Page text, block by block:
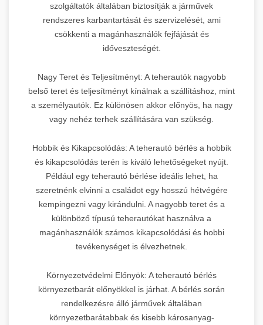
szolgáltatók általában biztosítják a járművek
rendszeres karbantartását és szervizelését, ami
csökkenti a magánhasználók fejfájását és
időveszteségét.
Nagy Teret és Teljesítményt: A teherautók nagyobb
belső teret és teljesítményt kínálnak a szállításhoz, mint
a személyautók. Ez különösen akkor előnyös, ha nagy
vagy nehéz terhek szállítására van szükség.
Hobbik és Kikapcsolódás: A teherautó bérlés a hobbik
és kikapcsolódás terén is kiváló lehetőségeket nyújt.
Például egy teherautó bérlése ideális lehet, ha
szeretnénk elvinni a családot egy hosszú hétvégére
kempingezni vagy kirándulni. A nagyobb teret és a
különböző típusú teherautókat használva a
magánhasználók számos kikapcsolódási és hobbi
tevékenységet is élvezhetnek.
Környezetvédelmi Előnyök: A teherautó bérlés
környezetbarát előnyökkel is járhat. A bérlés során
rendelkezésre álló járművek általában
környezetbarátabbak és kisebb károsanyag-